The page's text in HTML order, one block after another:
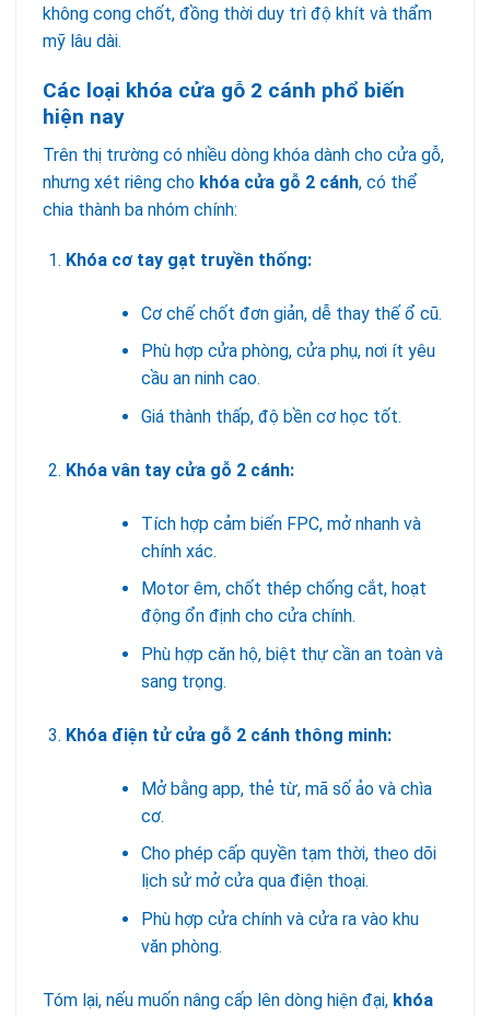
không cong chốt, đồng thời duy trì độ khít và thẩm
mỹ lâu dài.
Các loại khóa cửa gỗ 2 cánh phổ biến
hiện nay
Trên thị trường có nhiều dòng khóa dành cho cửa gỗ,
nhưng xét riêng cho khóa cửa gỗ 2 cánh, có thể
chia thành ba nhóm chính:
Khóa cơ tay gạt truyền thống:
Cơ chế chốt đơn giản, dễ thay thế ổ cũ.
Phù hợp cửa phòng, cửa phụ, nơi ít yêu
cầu an ninh cao.
Giá thành thấp, độ bền cơ học tốt.
Khóa vân tay cửa gỗ 2 cánh:
Tích hợp cảm biến FPC, mở nhanh và
chính xác.
Motor êm, chốt thép chống cắt, hoạt
động ổn định cho cửa chính.
Phù hợp căn hộ, biệt thự cần an toàn và
sang trọng.
Khóa điện tử cửa gỗ 2 cánh thông minh:
Mở bằng app, thẻ từ, mã số ảo và chìa
cơ.
Cho phép cấp quyền tạm thời, theo dõi
lịch sử mở cửa qua điện thoại.
Phù hợp cửa chính và cửa ra vào khu
văn phòng.
Tóm lại, nếu muốn nâng cấp lên dòng hiện đại, khóa